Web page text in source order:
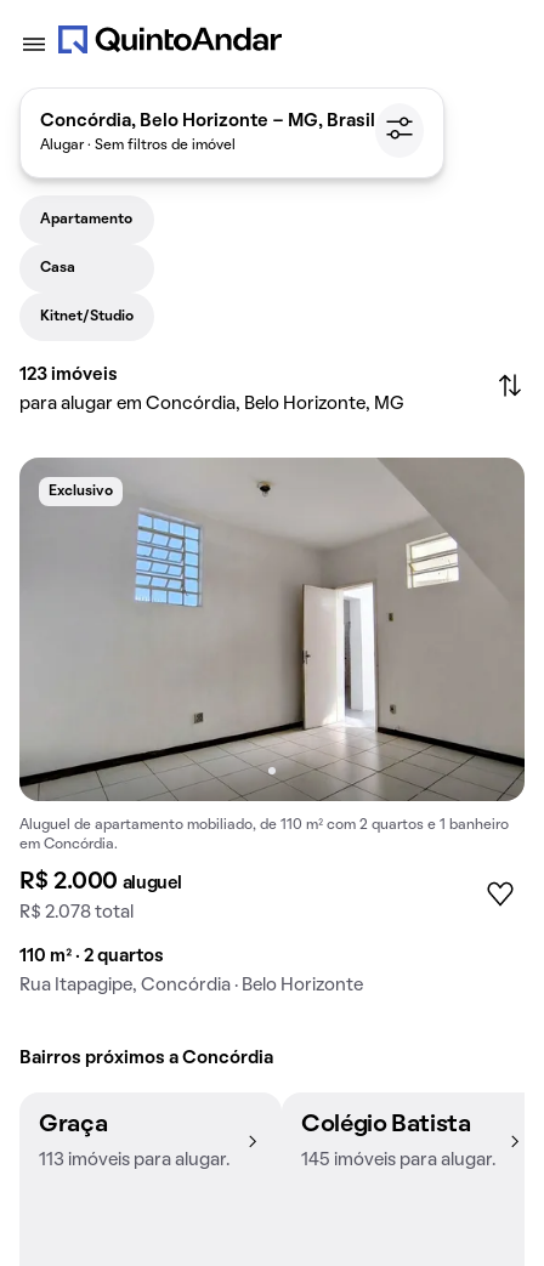
Concórdia, Belo Horizonte - MG, Brasil
Alugar · Sem filtros de imóvel
Apartamento
Casa
Kitnet/Studio
123 imóveis
para alugar em Concórdia, Belo Horizonte, MG
Exclusivo
Aluguel de apartamento mobiliado, de 110 m² com 2 quartos e 1 banheiro
em Concórdia.
R$ 2.000 aluguel
R$ 2.078 total
110 m² · 2 quartos
Rua Itapagipe, Concórdia · Belo Horizonte
Bairros próximos a Concórdia
Graça
113 imóveis para alugar.
Colégio Batista
145 imóveis para alugar.